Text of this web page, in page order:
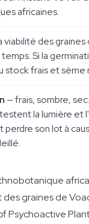
africaines.
viabilité des
Si la
stock frais et sème
— frais, sombre,
la lumière et
perdre son lot à
des graines de
Psychoactive